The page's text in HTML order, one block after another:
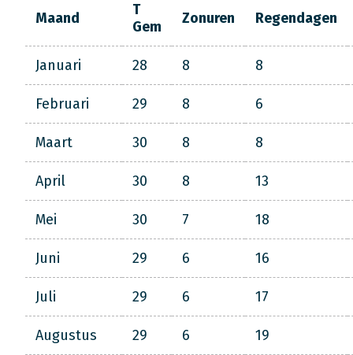
Maand
T
Gem
Zonuren Regendagen
Januari 28 8 8
Februari 29 8 6
Maart 30 8 8
April 30 8 13
Mei 30 7 18
Juni 29 6 16
Juli 29 6 17
Augustus 29 6 19